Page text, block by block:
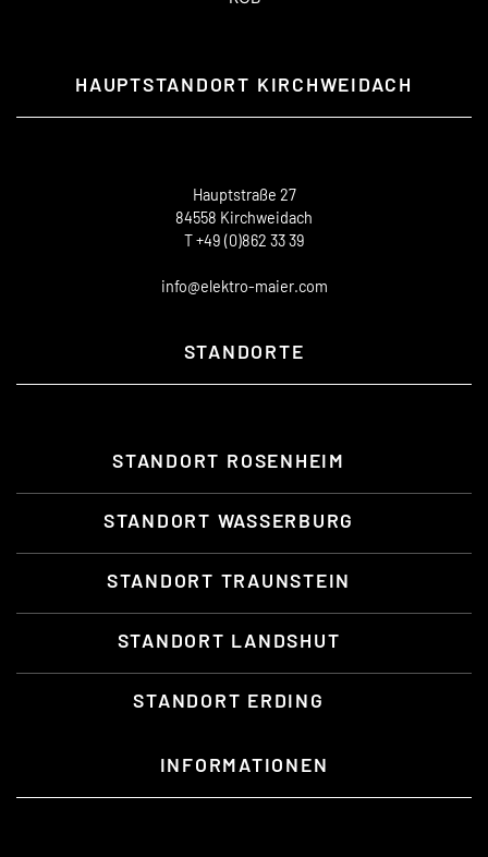
HAUPTSTANDORT KIRCHWEIDACH
Hauptstraße 27
84558 Kirchweidach
T +49 (0)862 33 39
info@elektro-maier.com
STANDORTE
STANDORT ROSENHEIM
STANDORT WASSERBURG
STANDORT TRAUNSTEIN
STANDORT LANDSHUT
STANDORT ERDING
INFORMATIONEN